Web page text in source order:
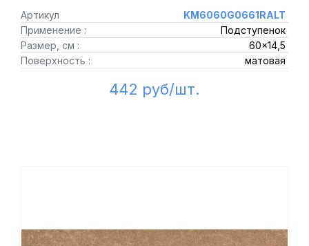
Артикул
KM6060G0661RALT
Применение :
Подступенок
Размер, см :
60x14,5
Поверхность :
матовая
442 руб/шт.